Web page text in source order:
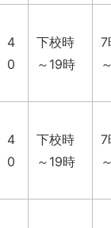
4
0
下校時
～19時
7
4
0
下校時
～19時
7